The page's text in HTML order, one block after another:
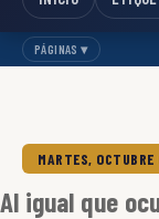
PÁGINAS ▾
MARTES,
Al igual que